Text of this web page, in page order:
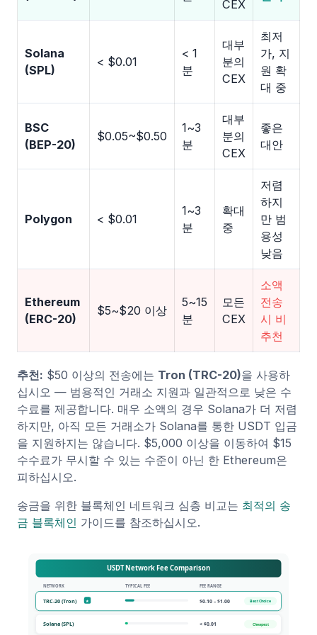
CEX
Solana
(SPL)
< $0.01
< 1
분
대부
분의
CEX
최저
가, 지
원 확
대 중
BSC
(BEP-20)
$0.05~$0.50
1~3
분
대부
분의
CEX
좋은
대안
Polygon < $0.01
1~3
분
확대
중
저렴
하지
만 범
용성
낮음
Ethereum
(ERC-20)
$5~$20 이상
5~15
분
모든
CEX
소액
전송
시 비
추천
추천: $50 이상의 전송에는 Tron (TRC-20)을 사용하
십시오 — 범용적인 거래소 지원과 일관적으로 낮은 수
수료를 제공합니다. 매우 소액의 경우 Solana가 더 저렴
하지만, 아직 모든 거래소가 Solana를 통한 USDT 입금
을 지원하지는 않습니다. $5,000 이상을 이동하여 $15
수수료가 무시할 수 있는 수준이 아닌 한 Ethereum은
피하십시오.
송금을 위한 블록체인 네트워크 심층 비교는 최적의 송
금 블록체인 가이드를 참조하십시오.